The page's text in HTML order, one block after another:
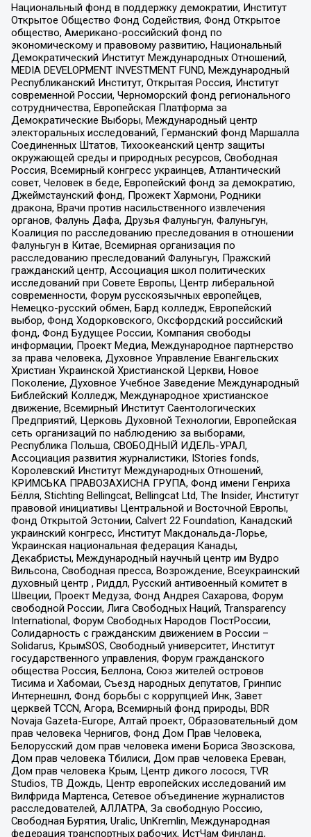
Национальный фонд в поддержку демократии, Институт
Открытое Общество Фонд Содействия, Фонд Открытое
общество, Американо-российский фонд по
экономическому и правовому развитию, Национальный
Демократический Институт Международных Отношений,
MEDIA DEVELOPMENT INVESTMENT FUND, Международный
Республиканский Институт, Открытая Россия, Институт
современной России, Черноморский фонд регионального
сотрудничества, Европейская Платформа за
Демократические Выборы, Международный центр
электоральных исследований, Германский фонд Маршалла
Соединенных Штатов, Тихоокеанский центр защиты
окружающей среды и природных ресурсов, Свободная
Россия, Всемирный конгресс украинцев, Атлантический
совет, Человек в беде, Европейский фонд за демократию,
Джеймстаунский фонд, Прожект Хармони, Родники
дракона, Врачи против насильственного извлечения
органов, Фалунь Дафа, Друзья Фалуньгун, Фалуньгун,
Коалиция по расследованию преследования в отношении
Фалуньгун в Китае, Всемирная организация по
расследованию преследований Фалуньгун, Пражский
гражданский центр, Ассоциация школ политических
исследований при Совете Европы, Центр либеральной
современности, Форум русскоязычных европейцев,
Немецко-русский обмен, Бард колледж, Европейский
выбор, Фонд Ходорковского, Оксфордский российский
фонд, Фонд Будущее России, Компания свободы
информации, Проект Медиа, Международное партнерство
за права человека, Духовное Управление Евангельских
Христиан Украинской Христианской Церкви, Новое
Поколение, Духовное Учебное Заведение Международный
Библейский Колледж, Международное христианское
движение, Всемирный Институт Саентологических
Предприятий, Церковь Духовной Технологии, Европейская
сеть организаций по наблюдению за выборами,
Республика Польша, СВОБОДНЫЙ ИДЕЛЬ-УРАЛ,
Ассоциация развития журналистики, IStories fonds,
Королевский Институт Международных Отношений,
КРИМСЬКА ПРАВОЗАХИСНА ГРУПА, Фонд имени Генриха
Бёлля, Stichting Bellingcat, Bellingcat Ltd, The Insider, Институт
правовой инициативы Центральной и Восточной Европы,
Фонд Открытой Эстонии, Calvert 22 Foundation, Канадский
украинский конгресс, Институт Макдональда-Лорье,
Украинская национальная федерация Канады,
Декабристы, Международный научный центр им Вудро
Вильсона, Свободная пресса, Возрождение, Всеукраинский
духовный центр , Риддл, Русский антивоенный комитет в
Швеции, Проект Медуза, Фонд Андрея Сахарова, Форум
свободной России, Лига Свободных Наций, Transparеncy
International, Форум Свободных Народов ПостРоссии,
Солидарность с гражданским движением в России –
Solidarus, КрымSOS, Свободный университет, Институт
государственного управления, Форум гражданского
общества Россия, Беллона, Союз жителей островов
Тисима и Хабомаи, Съезд народных депутатов, Гринпис
Интернешнл, Фонд борьбы с коррупцией Инк, Завет
церквей TCCN, Агора, Всемирный фонд природы, BDR
Novaja Gazeta-Europe, Алтай проект, Образовательный дом
прав человека Чернигов, Фонд Дом Прав Человека,
Белорусский дом прав человека имени Бориса Звозскова,
Дом прав человека Тбилиси, Дом прав человека Ереван,
Дом прав человека Крым, Центр дикого лосося, TVR
Studios, ТВ Дождь, Центр европейских исследований им
Вилфрида Мартенса, Сетевое объединение журналистов
расследователей, АЛЛАТРА, За свободную Россию,
Свободная Бурятия, Uralic, UnKremlin, Международная
федерация транспортных рабочих, ИстЧам Финланд,